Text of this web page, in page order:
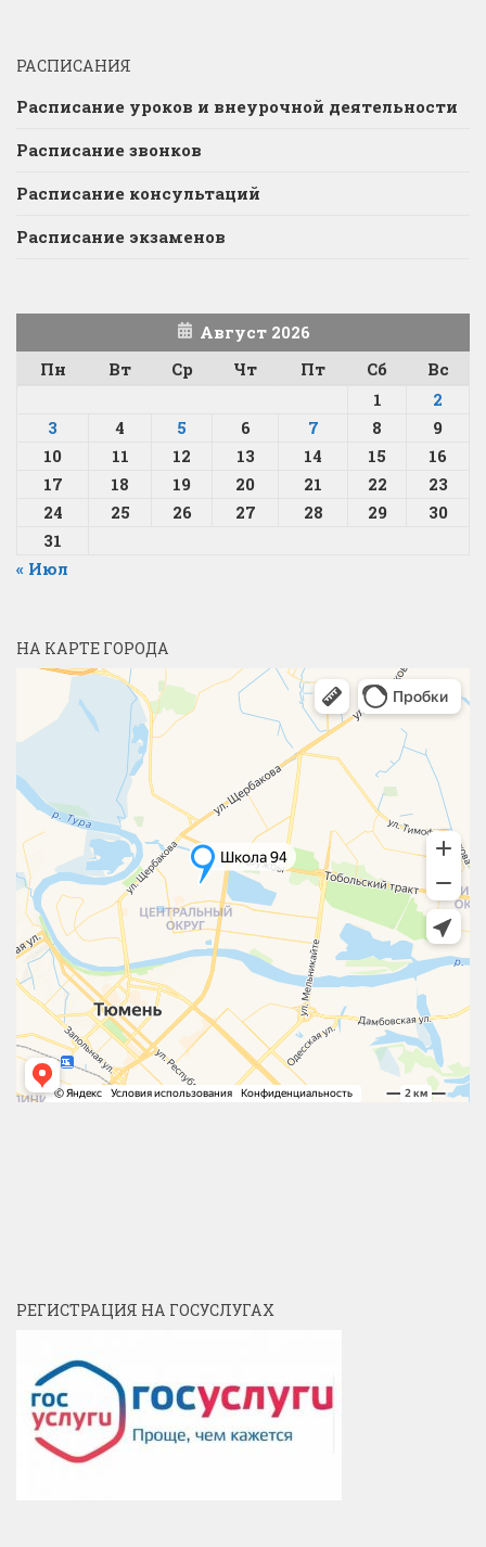
РАСПИСАНИЯ
Расписание уроков и внеурочной деятельности
Расписание звонков
Расписание консультаций
Расписание экзаменов
Август 2026
Пн
Вт Ср Чт Пт Сб
Вс
1
2
3
4 5 6 7 8
9
10
11 12 13 14 15
16
17
18 19 20 21 22
23
24
25 26 27 28 29
30
31
« Июл
НА КАРТЕ ГОРОДА
РЕГИСТРАЦИЯ НА ГОСУСЛУГАХ